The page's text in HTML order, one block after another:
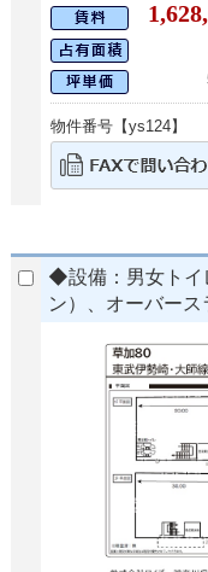
物件番号【ys124】
◆設備：男女トイ
ン）、オーバー